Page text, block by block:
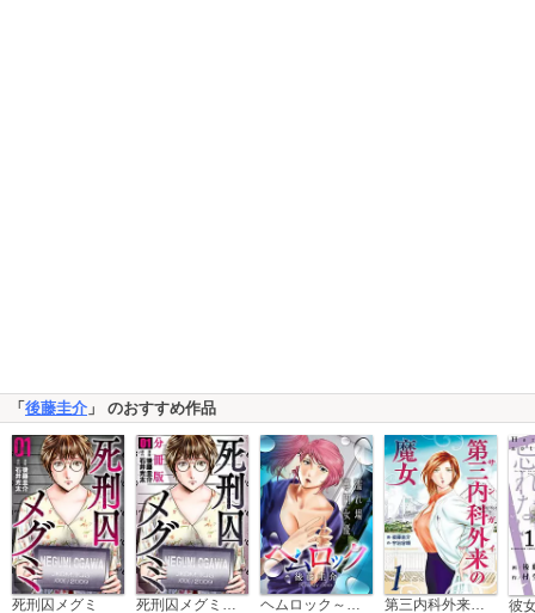
「 後藤圭介 」 のおすすめ作品
死刑囚メグミ 死刑囚メグミ【分冊版】 ヘムロック～濡れ場専門女優～ 第三内科外来（サンガイ）の魔女